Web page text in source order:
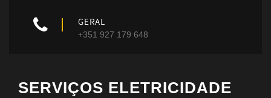
GERAL
+351 927 179 648
SERVIÇOS ELETRICIDADE